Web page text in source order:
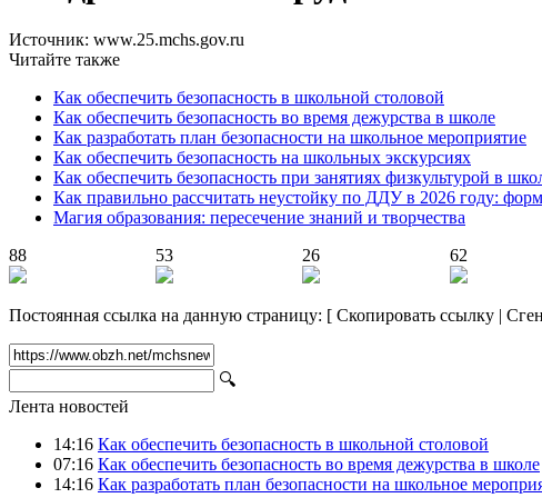
Источник: www.25.mchs.gov.ru
Читайте также
Как обеспечить безопасность в школьной столовой
Как обеспечить безопасность во время дежурства в школе
Как разработать план безопасности на школьное мероприятие
Как обеспечить безопасность на школьных экскурсиях
Как обеспечить безопасность при занятиях физкультурой в
Как правильно рассчитать неустойку по ДДУ в 2026 году:
Магия образования: пересечение знаний и творчества
88
53 26 62
Постоянная ссылка на данную страницу: [ Скопировать ссылку |
🔍
Лента новостей
14:16 Как обеспечить безопасность в школьной столовой
07:16 Как обеспечить безопасность во время дежурства в школе
14:16 Как разработать план безопасности на школьное